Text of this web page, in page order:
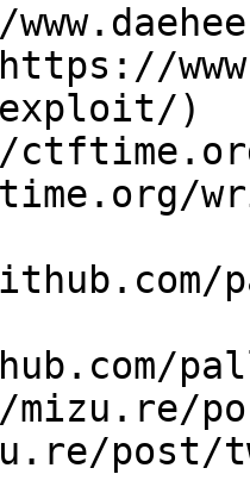
exploit/)
post/